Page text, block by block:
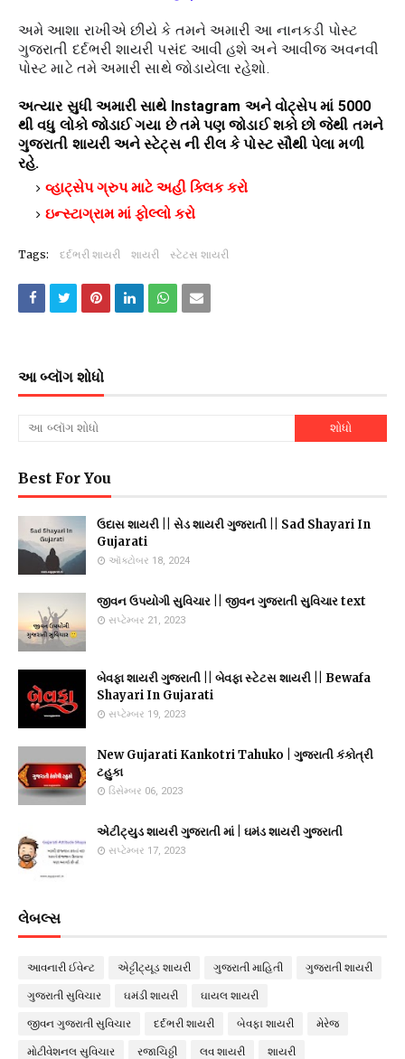
અમે આશા રાખીએ છીયે કે તમને અમારી આ નાનકડી પોસ્ટ
ગુજરાતી દર્દભરી શાયરી પસંદ આવી હશે અને આવીજ અવનવી
પોસ્ટ માટે તમે અમારી સાથે જોડાયેલા રહેશો.
અત્યાર સુધી અમારી સાથે Instagram અને વોટ્સેપ માં 5000
થી વધુ લોકો જોડાઈ ગયા છે તમે પણ જોડાઈ શકો છો જેથી તમને
ગુજરાતી શાયરી અને સ્ટેટ્સ ની રીલ કે પોસ્ટ સૌથી પેલા મળી
રહે.
વ્હાટ્સેપ ગ્રુપ માટે અહી ક્લિક કરો
ઇન્સ્ટાગ્રામ માં ફોલ્લો કરો
Tags: દર્દભરી શાયરી શાયરી સ્ટેટસ શાયરી
આ બ્લૉગ શોધો
Best For You
ઉદાસ શાયરી || સેડ શાયરી ગુજરાતી || Sad Shayari In
Gujarati
ઑક્ટોબર 18, 2024
જીવન ઉપયોગી સુવિચાર || જીવન ગુજરાતી સુવિચાર text
સપ્ટેમ્બર 21, 2023
બેવફા શાયરી ગુજરાતી || બેવફા સ્ટેટસ શાયરી || Bewafa
Shayari In Gujarati
સપ્ટેમ્બર 19, 2023
New Gujarati Kankotri Tahuko | ગુજરાતી કંકોત્રી
ટહુકા
ડિસેમ્બર 06, 2023
એટીટ્યુડ શાયરી ગુજરાતી માં | ઘમંડ શાયરી ગુજરાતી
સપ્ટેમ્બર 17, 2023
લેબલ્સ
આવનારી ઈવેન્ટ એટ્ટીટ્યૂડ શાયરી ગુજરાતી માહિતી ગુજરાતી શાયરી
ગુજરાતી સુવિચાર ઘમંડી શાયરી ઘાયલ શાયરી
જીવન ગુજરાતી સુવિચાર દર્દભરી શાયરી બેવફા શાયરી મેરેજ
મોટીવેશનલ સુવિચાર રજાચિઠ્ઠી લવ શાયરી શાયરી